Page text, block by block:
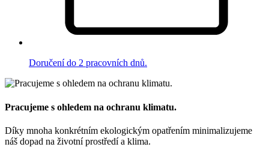
Doručení do 2 pracovních dnů.
Pracujeme s ohledem na ochranu klimatu.
Díky mnoha konkrétním ekologickým opatřením minimalizujeme
náš dopad na životní prostředí a klima.